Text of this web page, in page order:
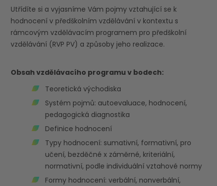
Utřídíte si a vyjasníme Vám pojmy vztahující se k
hodnocení v předškolním vzdělávání v kontextu s
rámcovým vzdělávacím programem pro předškolní
vzdělávání (RVP PV) a způsoby jeho realizace.
Obsah vzdělávacího programu v bodech:
Teoretická východiska
Systém pojmů: autoevaluace, hodnocení,
pedagogická diagnostika
Definice hodnocení
Typy hodnocení: sumativní, formativní, pro
učení, bezděčné x záměrné, kriteriální,
normativní, podle individuální vztahové normy
Formy hodnocení: verbální, nonverbální,